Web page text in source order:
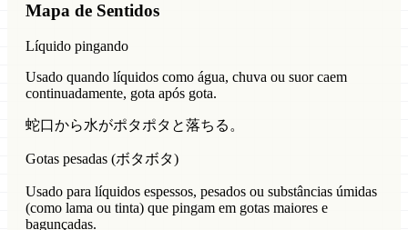
Mapa de Sentidos
Líquido pingando
Usado quando líquidos como água, chuva ou suor caem
continuadamente, gota após gota.
蛇口から水がポタポタと落ちる。
Gotas pesadas (ボタボタ)
Usado para líquidos espessos, pesados ou substâncias úmidas
(como lama ou tinta) que pingam em gotas maiores e
bagunçadas.